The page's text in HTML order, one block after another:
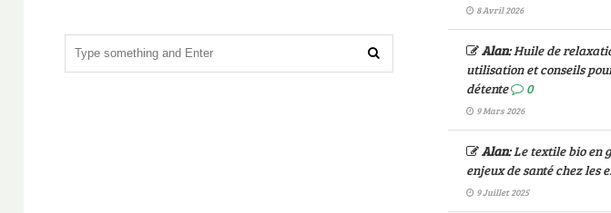
8 Avril 2026
Alan:Huile de
utilisation et conseils
détente
0
9 Mars 2026
Alan:Le textile bio en
enjeux de santé chez les
9 Juillet 2025